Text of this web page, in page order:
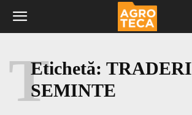
Etichetă: TRADERI
SEMINTE
T